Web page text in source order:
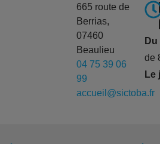
665 route de
Berrias,
07460
Beaulieu
04 75 39 06
99
accueil@sictoba.fr
de
Le